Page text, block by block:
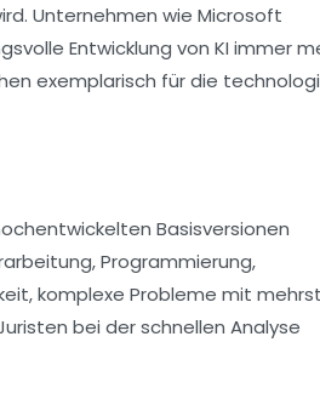
Unternehmen wie Microsoft
Entwicklung von KI immer
exemplarisch für die
Basisversionen
Programmierung,
komplexe Probleme mit
bei der schnellen Analyse